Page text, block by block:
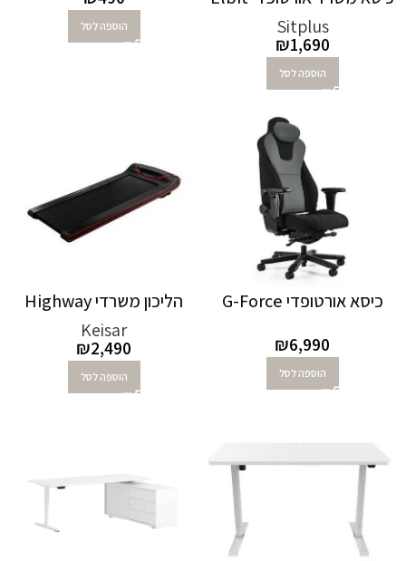
Sitplus
₪1,690
הוספה לסל
הוספה לסל
כיסא אורטופדי G-Force
₪6,990
הוספה לסל
הליכון משרדי Highway
Keisar
₪2,490
הוספה לסל